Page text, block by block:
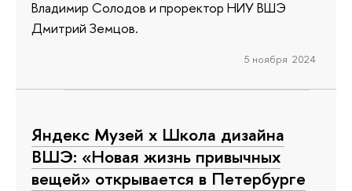
Владимир Солодов и проректор НИУ ВШЭ
Дмитрий Земцов.
5 ноября 2024
Яндекс Музей х Школа дизайна
ВШЭ: «Новая жизнь привычных
вещей» открывается в Петербурге